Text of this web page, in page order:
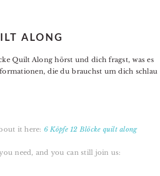
ALONG
Quilt Along hörst und dich fragst, was es
die du brauchst um dich schlau
it here: 6 Köpfe 12 Blöcke quilt along
need, and you can still join us: